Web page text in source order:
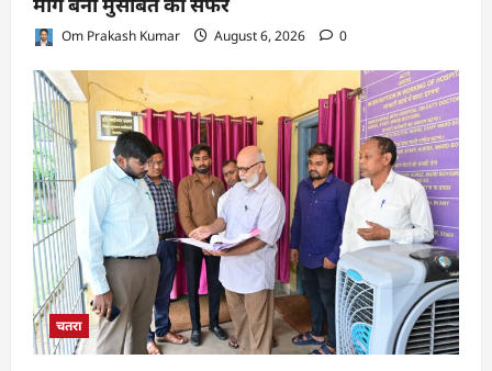
मार्ग बना मुसीबत का सफर
Om Prakash Kumar August 6, 2026 0
चतरा